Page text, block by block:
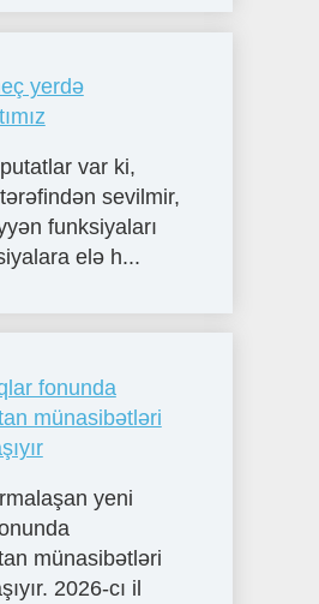
yerdə
var ki,
sevilmir,
funksiyaları
elə h...
fonunda
münasibətləri
yeni
münasibətləri
2026-cı il